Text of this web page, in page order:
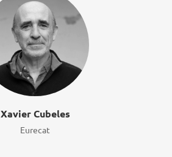
Xavier Cubeles
Eurecat